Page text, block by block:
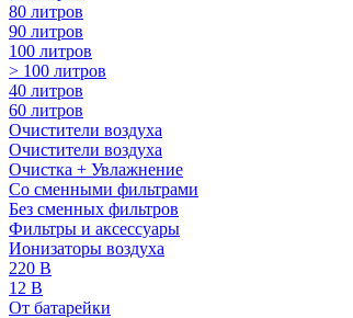
80 литров
90 литров
100 литров
> 100 литров
40 литров
60 литров
Очистители воздуха
Очистители воздуха
Очистка + Увлажнение
Cо сменными фильтрами
Без сменных фильтров
Фильтры и аксессуары
Ионизаторы воздуха
220 В
12 В
От батарейки